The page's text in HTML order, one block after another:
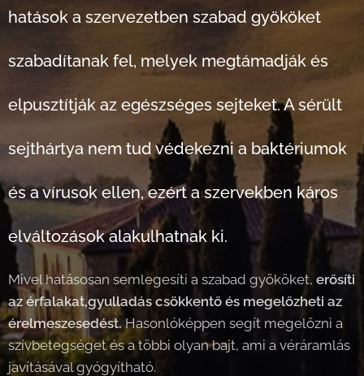
hatások a szervezetben szabad gyököket
szabadítanak fel, melyek megtámadják és
elpusztítják az egészséges sejteket. A sérült
sejthártya nem tud védekezni a baktériumok
és a vírusok ellen, ezért a szervekben káros
elváltozások alakulhatnak ki.
Mivel hatásosan semlegesíti a szabad gyököket, erősíti
az érfalakat,gyulladás csökkentő és megelőzheti az
érelmeszesedést.Hasonlóképpen segít megelőzni a
szívbetegséget és a többi olyan bajt, ami a véráramlás
javításával gyógyítható.